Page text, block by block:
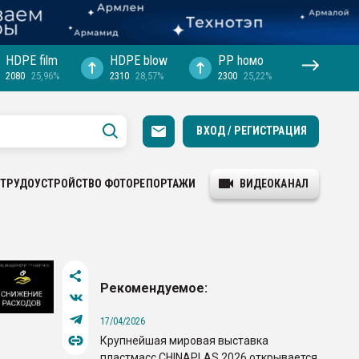
HDPE film
2080 25,96%
HDPE blow
2310 28,57%
PP hомо
2300 25,22%
ВХОД / РЕГИСТРАЦИЯ
ТРУДОУСТРОЙСТВО ФОТОРЕПОРТАЖИ ВИДЕОКАНАЛ
Рекомендуемое:
17/04/2026
Крупнейшая мировая выставка